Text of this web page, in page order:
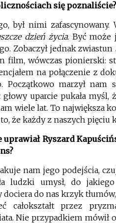
się poznaliście?
był nimi
dzień życia. Być może
Zobaczył jednak zwiastun
film, wówczas pionierski:
na połączenie z
Początkowo marzył nam
uparcie pukała
wiele lat. To największa
że każdy z naszych
Ryszard
nam jego podejścia,
ludzki umysł, do
do nas krzyk
całokształt przez
Nie przypadkiem mówił